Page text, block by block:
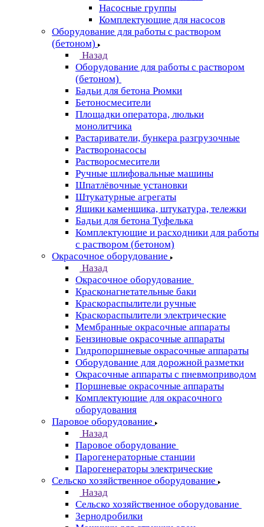
Насосные группы
Комплектующие для насосов
Оборудование для работы с раствором
(бетоном)
Назад
Оборудование для работы с раствором
(бетоном)
Бадьи для бетона Рюмки
Бетоносмесители
Площадки оператора, люльки
монолитчика
Растариватели, бункера разгрузочные
Растворонасосы
Растворосмесители
Ручные шлифовальные машины
Шпатлёвочные установки
Штукатурные агрегаты
Ящики каменщика, штукатура, тележки
Бадьи для бетона Туфелька
Комплектующие и расходники для работы
с раствором (бетоном)
Окрасочное оборудование
Назад
Окрасочное оборудование
Красконагнетательные баки
Краскораспылители ручные
Краскораспылители электрические
Мембранные окрасочные аппараты
Бензиновые окрасочные аппараты
Гидропоршневые окрасочные аппараты
Оборудование для дорожной разметки
Окрасочные аппараты с пневмоприводом
Поршневые окрасочные аппараты
Комплектующие для окрасочного
оборудования
Паровое оборудование
Назад
Паровое оборудование
Парогенераторные станции
Парогенераторы электрические
Сельско хозяйственное оборудование
Назад
Сельско хозяйственное оборудование
Зернодробилки